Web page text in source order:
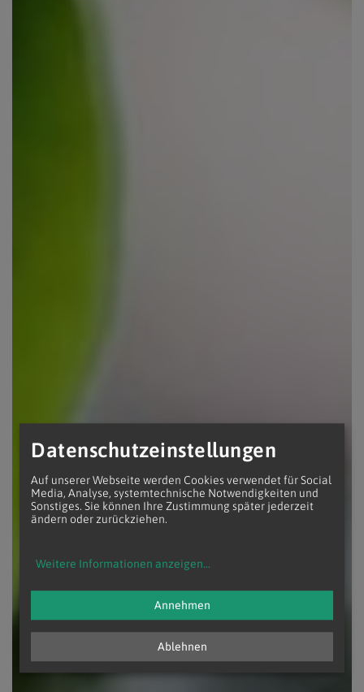
Datenschutzeinstellungen
Auf unserer Webseite werden Cookies verwendet für Social
Media, Analyse, systemtechnische Notwendigkeiten und
Sonstiges. Sie können Ihre Zustimmung später jederzeit
ändern oder zurückziehen.
Weitere Informationen anzeigen...
Ablehnen
Annehmen